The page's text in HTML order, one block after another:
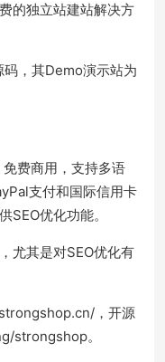
的独立站建站解决方
，其Demo演示站为
费商用，支持多语
支付和国际信用卡
SEO优化功能。
尤其是对SEO优化有
，开源
strongshop。